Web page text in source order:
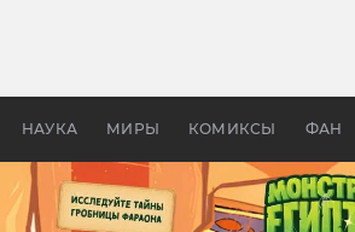
НАУКА МИРЫ КОМИКСЫ ФАН
бы «Властелина колец»